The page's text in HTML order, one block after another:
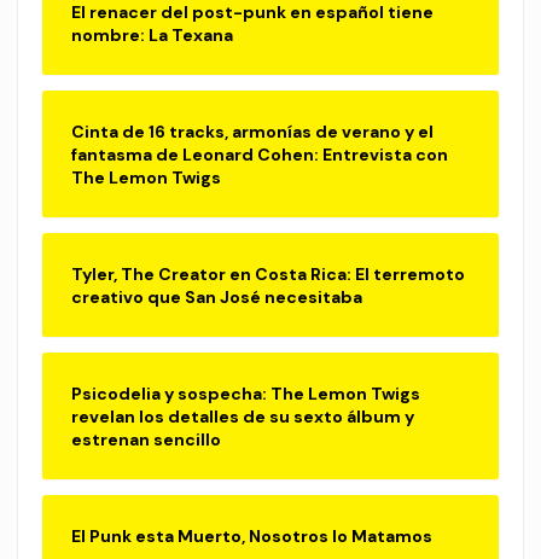
El renacer del post-punk en español tiene
nombre: La Texana
Cinta de 16 tracks, armonías de verano y el
fantasma de Leonard Cohen: Entrevista con
The Lemon Twigs
Tyler, The Creator en Costa Rica: El terremoto
creativo que San José necesitaba
Psicodelia y sospecha: The Lemon Twigs
revelan los detalles de su sexto álbum y
estrenan sencillo
El Punk esta Muerto, Nosotros lo Matamos